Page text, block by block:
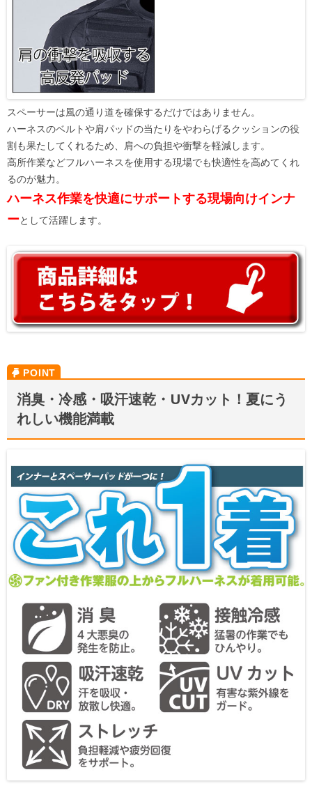
スペーサーは風の通り道を確保するだけではありません。
ハーネスのベルトや肩パッドの当たりをやわらげるクッションの役
割も果たしてくれるため、肩への負担や衝撃を軽減します。
高所作業などフルハーネスを使用する現場でも快適性を高めてくれ
るのが魅力。
ハーネス作業を快適にサポートする現場向けインナ
ーとして活躍します。
消臭・冷感・吸汗速乾・UVカット！夏にう
れしい機能満載